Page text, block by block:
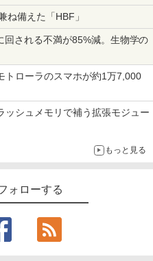
ね備えた「HBF」
される不満が85%減。生物学の
トローラのスマホが約1万7,000
ッシュメモリで補う拡張モジュー
もっと見る
ォローする